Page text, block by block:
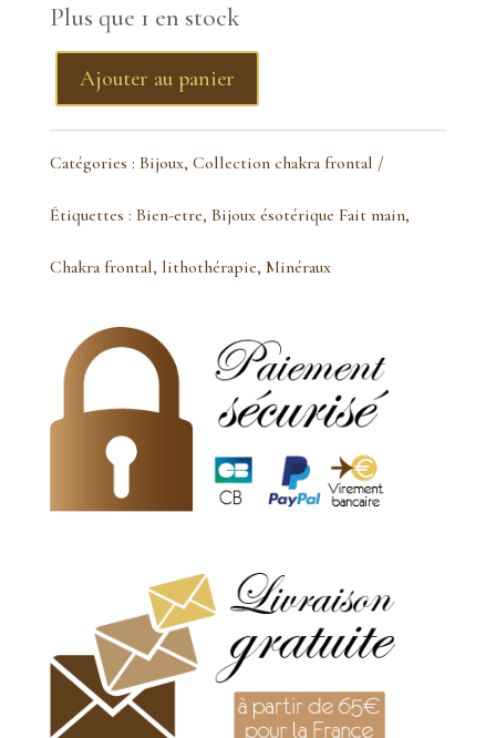
Plus que 1 en stock
quantité
de
bague
pietersite
doré
Ajouter au panier
Catégories : Bijoux, Collection chakra frontal
Étiquettes : Bien-etre, Bijoux ésotérique Fait main,
Chakra frontal, lithothérapie, Minéraux